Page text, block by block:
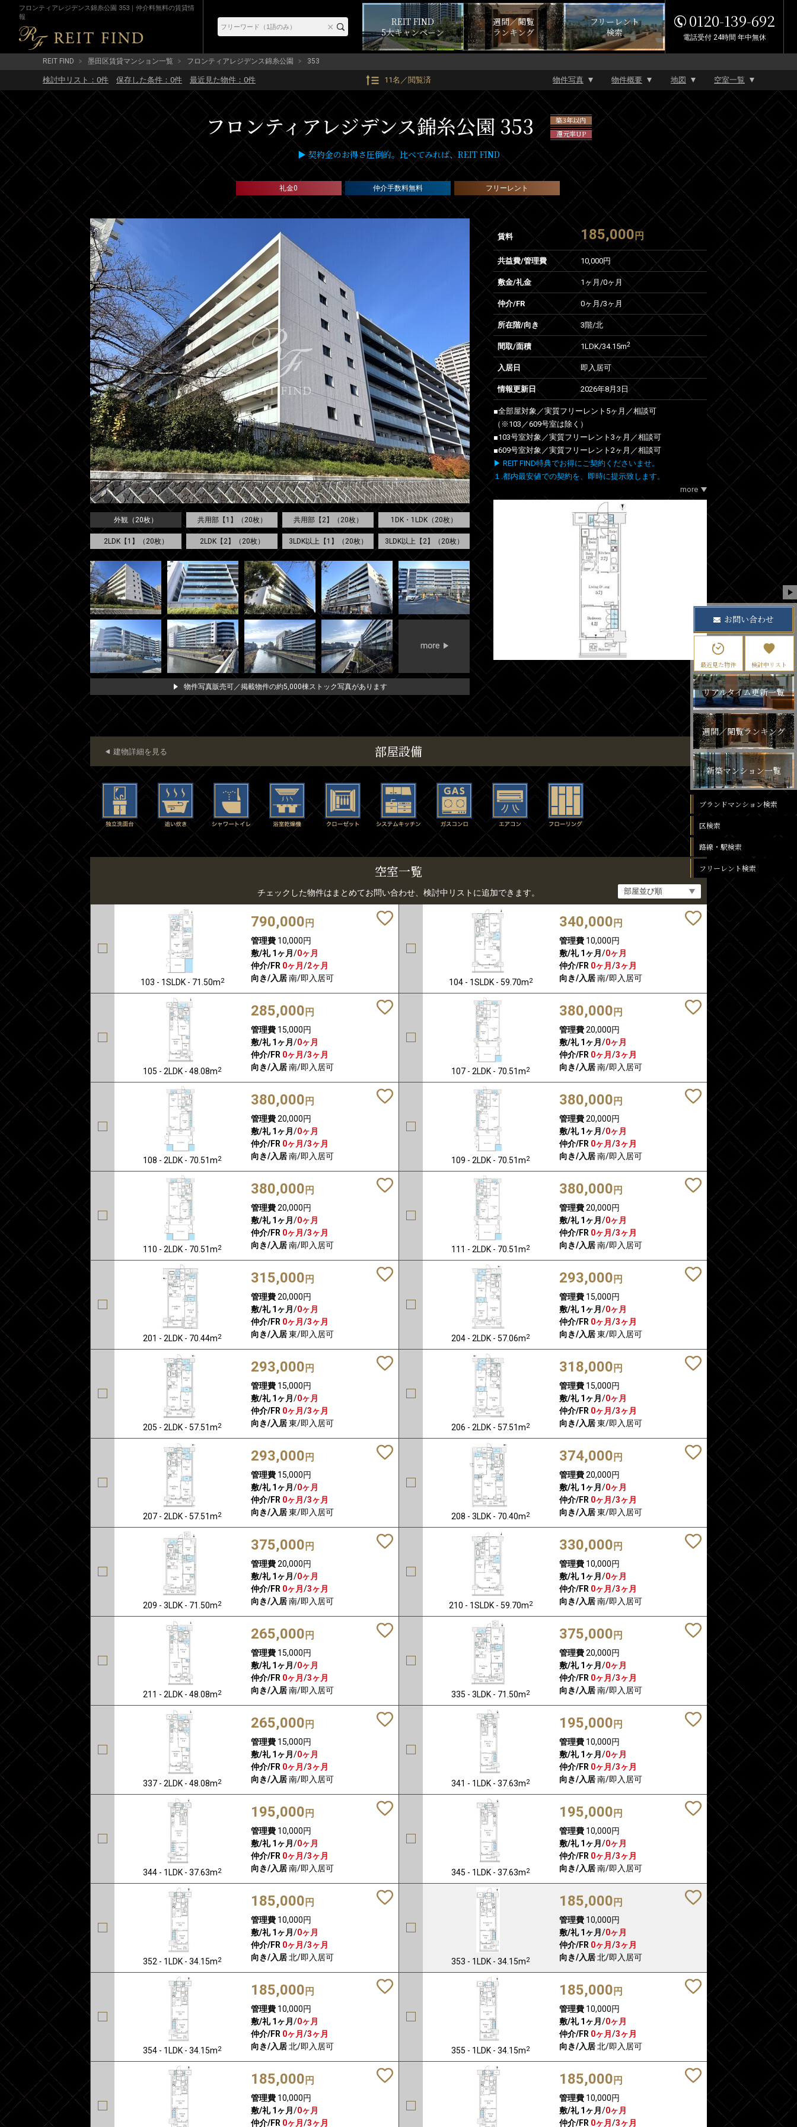
フロンティアレジデンス錦糸公園 353｜仲介料無料の賃貸情
報
REIT FIND
5大キャンペーン
週間／閲覧
ランキング
フリーレント
検索
0120-139-692
電話受付 24時間 年中無休
REIT FIND 墨田区賃貸マンション一覧 フロンティアレジデンス錦糸公園 353
検討中リスト： 0件 保存した条件： 0件 最近見た物件： 0件 11名／閲覧済 物件写真 物件概要 地図 空室一覧
フロンティアレジデンス錦糸公園 353
築3年以内
還元率UP
▶ 契約金のお得さ圧倒的。比べてみれば、REIT FIND
礼金0 仲介手数料無料 フリーレント
外観（20枚） 共用部【1】（20枚） 共用部【2】（20枚） 1DK・1LDK（20枚）
2LDK【1】（20枚） 2LDK【2】（20枚） 3LDK以上【1】（20枚） 3LDK以上【2】（20枚）
物件写真販売可／掲載物件の約5,000棟ストック写真があります
賃料 185,000 円
共益費/管理費 10,000円
敷金/礼金 1ヶ月 /0ヶ月
仲介/FR 0ヶ月/3ヶ月
所在階/向き 3階/北
間取/面積 1LDK/34.15m2
入居日 即入居可
情報更新日 2026年8月3日
■全部屋対象／実質フリーレント5ヶ月／相談可
（※103／609号室は除く）
■103号室対象／実質フリーレント3ヶ月／相談可
■609号室対象／実質フリーレント2ヶ月／相談可
▶ REIT FIND特典でお得にご契約くださいませ。
１.都内最安値での契約を、即時に提示致します。
more
部屋設備
建物詳細を見る
空室一覧
チェックした物件はまとめてお問い合わせ、検討中リストに追加できます。
103 - 1SLDK - 71.50m2
790,000 円
管理費10,000円
敷/礼 1ヶ月/0ヶ月
仲介/FR 0ヶ月/2ヶ月
向き/入居南/即入居可 104 - 1SLDK - 59.70m2
340,000 円
管理費10,000円
敷/礼 1ヶ月/0ヶ月
仲介/FR 0ヶ月/3ヶ月
向き/入居南/即入居可
105 - 2LDK - 48.08m2
285,000 円
管理費15,000円
敷/礼 1ヶ月/0ヶ月
仲介/FR 0ヶ月/3ヶ月
向き/入居南/即入居可 107 - 2LDK - 70.51m2
380,000 円
管理費20,000円
敷/礼 1ヶ月/0ヶ月
仲介/FR 0ヶ月/3ヶ月
向き/入居南/即入居可
108 - 2LDK - 70.51m2
380,000 円
管理費20,000円
敷/礼 1ヶ月/0ヶ月
仲介/FR 0ヶ月/3ヶ月
向き/入居南/即入居可 109 - 2LDK - 70.51m2
380,000 円
管理費20,000円
敷/礼 1ヶ月/0ヶ月
仲介/FR 0ヶ月/3ヶ月
向き/入居南/即入居可
110 - 2LDK - 70.51m2
380,000 円
管理費20,000円
敷/礼 1ヶ月/0ヶ月
仲介/FR 0ヶ月/3ヶ月
向き/入居南/即入居可 111 - 2LDK - 70.51m2
380,000 円
管理費20,000円
敷/礼 1ヶ月/0ヶ月
仲介/FR 0ヶ月/3ヶ月
向き/入居南/即入居可
201 - 2LDK - 70.44m2
315,000 円
管理費20,000円
敷/礼 1ヶ月/0ヶ月
仲介/FR 0ヶ月/3ヶ月
向き/入居東/即入居可 204 - 2LDK - 57.06m2
293,000 円
管理費15,000円
敷/礼 1ヶ月/0ヶ月
仲介/FR 0ヶ月/3ヶ月
向き/入居東/即入居可
205 - 2LDK - 57.51m2
293,000 円
管理費15,000円
敷/礼 1ヶ月/0ヶ月
仲介/FR 0ヶ月/3ヶ月
向き/入居東/即入居可 206 - 2LDK - 57.51m2
318,000 円
管理費15,000円
敷/礼 1ヶ月/0ヶ月
仲介/FR 0ヶ月/3ヶ月
向き/入居東/即入居可
207 - 2LDK - 57.51m2
293,000 円
管理費15,000円
敷/礼 1ヶ月/0ヶ月
仲介/FR 0ヶ月/3ヶ月
向き/入居東/即入居可 208 - 3LDK - 70.40m2
374,000 円
管理費20,000円
敷/礼 1ヶ月/0ヶ月
仲介/FR 0ヶ月/3ヶ月
向き/入居東/即入居可
209 - 3LDK - 71.50m2
375,000 円
管理費20,000円
敷/礼 1ヶ月/0ヶ月
仲介/FR 0ヶ月/3ヶ月
向き/入居南/即入居可 210 - 1SLDK - 59.70m2
330,000 円
管理費10,000円
敷/礼 1ヶ月/0ヶ月
仲介/FR 0ヶ月/3ヶ月
向き/入居南/即入居可
211 - 2LDK - 48.08m2
265,000 円
管理費15,000円
敷/礼 1ヶ月/0ヶ月
仲介/FR 0ヶ月/3ヶ月
向き/入居南/即入居可 335 - 3LDK - 71.50m2
375,000 円
管理費20,000円
敷/礼 1ヶ月/0ヶ月
仲介/FR 0ヶ月/3ヶ月
向き/入居南/即入居可
337 - 2LDK - 48.08m2
265,000 円
管理費15,000円
敷/礼 1ヶ月/0ヶ月
仲介/FR 0ヶ月/3ヶ月
向き/入居南/即入居可 341 - 1LDK - 37.63m2
195,000 円
管理費10,000円
敷/礼 1ヶ月/0ヶ月
仲介/FR 0ヶ月/3ヶ月
向き/入居南/即入居可
344 - 1LDK - 37.63m2
195,000 円
管理費10,000円
敷/礼 1ヶ月/0ヶ月
仲介/FR 0ヶ月/3ヶ月
向き/入居南/即入居可 345 - 1LDK - 37.63m2
195,000 円
管理費10,000円
敷/礼 1ヶ月/0ヶ月
仲介/FR 0ヶ月/3ヶ月
向き/入居南/即入居可
352 - 1LDK - 34.15m2
185,000 円
管理費10,000円
敷/礼 1ヶ月/0ヶ月
仲介/FR 0ヶ月/3ヶ月
向き/入居北/即入居可 353 - 1LDK - 34.15m2
185,000 円
管理費10,000円
敷/礼 1ヶ月/0ヶ月
仲介/FR 0ヶ月/3ヶ月
向き/入居北/即入居可
354 - 1LDK - 34.15m2
185,000 円
管理費10,000円
敷/礼 1ヶ月/0ヶ月
仲介/FR 0ヶ月/3ヶ月
向き/入居北/即入居可 355 - 1LDK - 34.15m2
185,000 円
管理費10,000円
敷/礼 1ヶ月/0ヶ月
仲介/FR 0ヶ月/3ヶ月
向き/入居北/即入居可
185,000 円
管理費10,000円
敷/礼 1ヶ月/0ヶ月
仲介/FR 0ヶ月/3ヶ月
185,000 円
管理費10,000円
敷/礼 1ヶ月/0ヶ月
仲介/FR 0ヶ月/3ヶ月
お問い合わせ
最近見た物件 検討中リスト
リアルタイム更新一覧
週間／閲覧ランキング
新築マンション一覧
ブランドマンション検索
区検索
路線・駅検索
フリーレント検索